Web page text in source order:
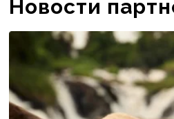
Новости